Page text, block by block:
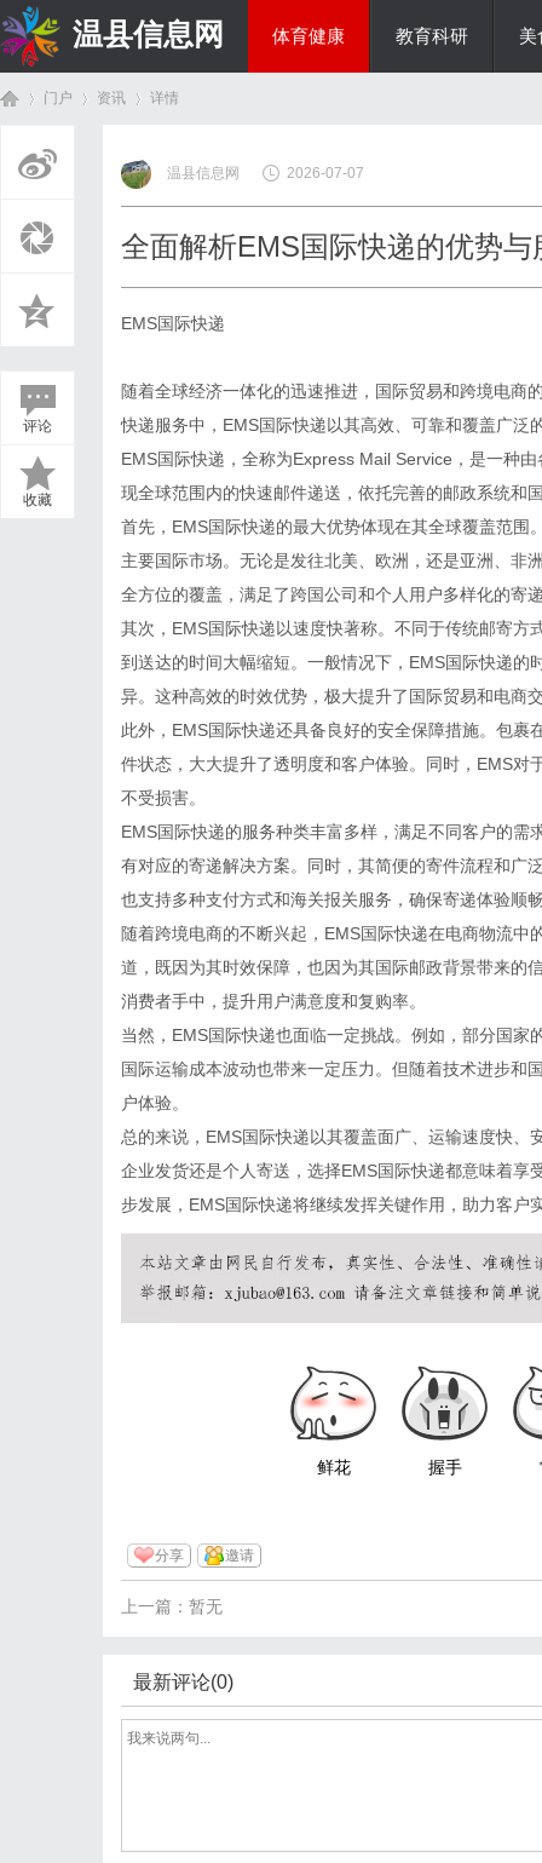
温县信息网 体育健康 教育科研 美
门户 资讯
›
详情
评论
收藏
温县信息网 2026-07-07
全面解析EMS国际快递的优势与
EMS国际快递
随着全球经济一体化的迅速推进，国际贸易和跨境电商
快递服务中，EMS国际快递以其高效、可靠和覆盖广
EMS国际快递，全称为Express Mail Service，是一种
现全球范围内的快速邮件递送，依托完善的邮政系统和
首先，EMS国际快递的最大优势体现在其全球覆盖范
主要国际市场。无论是发往北美、欧洲，还是亚洲、非
全方位的覆盖，满足了跨国公司和个人用户多样化的寄
其次，EMS国际快递以速度快著称。不同于传统邮寄
到送达的时间大幅缩短。一般情况下，EMS国际快递
异。这种高效的时效优势，极大提升了国际贸易和电商
此外，EMS国际快递还具备良好的安全保障措施。包
件状态，大大提升了透明度和客户体验。同时，EMS
不受损害。
EMS国际快递的服务种类丰富多样，满足不同客户的
有对应的寄递解决方案。同时，其简便的寄件流程和广
也支持多种支付方式和海关报关服务，确保寄递体验顺
随着跨境电商的不断兴起，EMS国际快递在电商物流
道，既因为其时效保障，也因为其国际邮政背景带来的
消费者手中，提升用户满意度和复购率。
当然，EMS国际快递也面临一定挑战。例如，部分国
国际运输成本波动也带来一定压力。但随着技术进步和
户体验。
总的来说，EMS国际快递以其覆盖面广、运输速度快
企业发货还是个人寄送，选择EMS国际快递都意味着
步发展，EMS国际快递将继续发挥关键作用，助力客户
鲜花 握手
分享 邀请
上一篇：暂无
最新评论(0)